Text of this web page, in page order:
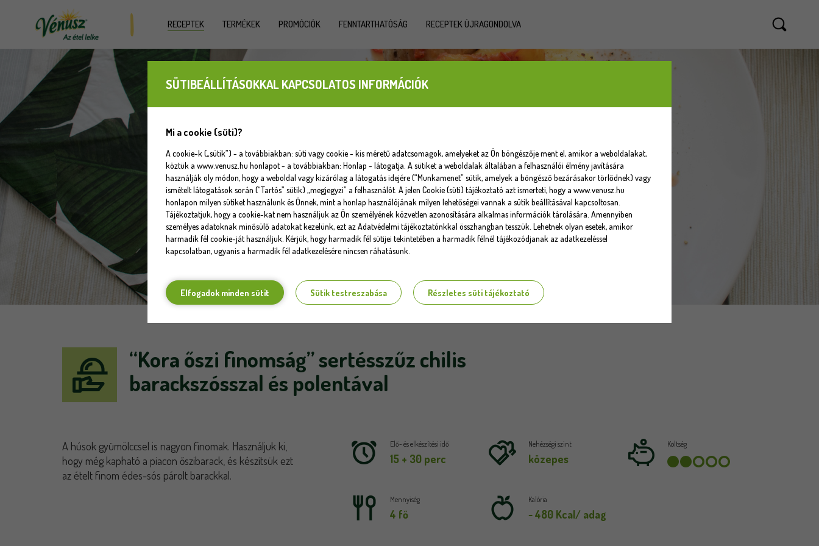
SÜTIBEÁLLÍTÁSOKKAL KAPCSOLATOS INFORMÁCIÓK
Mi a cookie (süti)?
A cookie-k („sütik”) - a továbbiakban: süti vagy cookie - kis méretű adatcsomagok, amelyeket az Ön böngészője ment el, amikor a weboldalakat,
köztük a www.venusz.hu honlapot - a továbbiakban: Honlap - látogatja. A sütiket a weboldalak általában a felhasználói élmény javítására
használják oly módon, hogy a weboldal vagy kizárólag a látogatás idejére (“Munkamenet” sütik, amelyek a böngésző bezárásakor törlődnek) vagy
ismételt látogatások során (“Tartós” sütik) „megjegyzi” a felhasználót. A jelen Cookie (süti) tájékoztató azt ismerteti, hogy a www.venusz.hu
honlapon milyen sütiket használunk és Önnek, mint a honlap használójának milyen lehetőségei vannak a sütik beállításával kapcsoltosan.
Tájékoztatjuk, hogy a cookie-kat nem használjuk az Ön személyének közvetlen azonosítására alkalmas információk tárolására. Amennyiben
személyes adatoknak minősülő adatokat kezelünk, ezt az Adatvédelmi tájékoztatónkkal összhangban tesszük. Lehetnek olyan esetek, amikor
harmadik fél cookie-ját használjuk. Kérjük, hogy harmadik fél sütijei tekintetében a harmadik félnél tájékozódjanak az adatkezeléssel
kapcsolatban, ugyanis a harmadik fél adatkezelésére nincsen ráhatásunk.
Elfogadok minden sütit Sütik testreszabása Részletes süti tájékoztató
RECEPTEK TERMÉKEK PROMÓCIÓK FENNTARTHATÓSÁG RECEPTEK ÚJRAGONDOLVA
“Kora őszi finomság” sertésszűz chilis
barackszósszal és polentával
A húsok gyümölccsel is nagyon finomak. Használjuk ki,
hogy még kapható a piacon őszibarack, és készítsük ezt
az ételt finom édes-sós párolt barackkal.
Elő- és elkészítési idő
15 + 30 perc
Nehézségi szint
közepes
Költség
Mennyiség
4 fő
Kalória
~ 480 Kcal/ adag